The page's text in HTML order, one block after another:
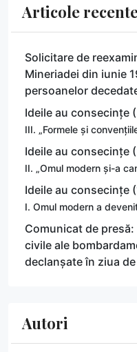
Articole
Solicitare de
Mineriadei din iunie
persoanelor
Ideile au consecințe
III. „Formele și
Ideile au consecințe
II. „Omul modern și-a
Ideile au consecințe
I. Omul modern a
Comunicat de
civile ale
declanșate în ziua
Autori